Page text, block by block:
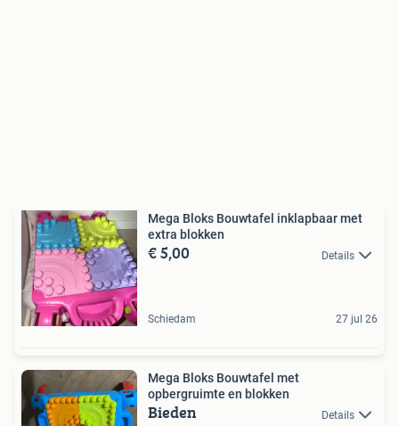
Mega Bloks Bouwtafel inklapbaar met
extra blokken
€ 5,00 Details
Schiedam 27 jul 26
Mega Bloks Bouwtafel met
opbergruimte en blokken
Bieden Details